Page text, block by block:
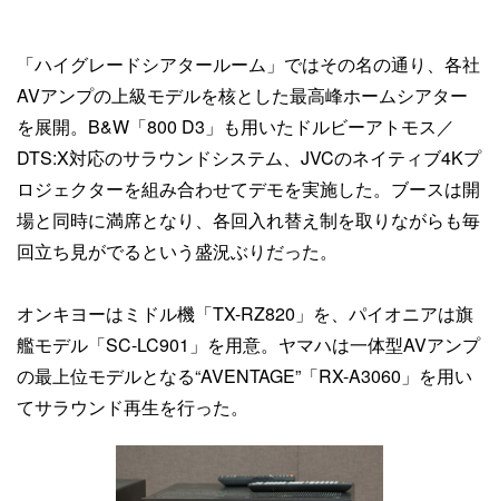
「ハイグレードシアタールーム」ではその名の通り、各社
AVアンプの上級モデルを核とした最高峰ホームシアター
を展開。B&W「800 D3」も用いたドルビーアトモス／
DTS:X対応のサラウンドシステム、JVCのネイティブ4Kプ
ロジェクターを組み合わせてデモを実施した。ブースは開
場と同時に満席となり、各回入れ替え制を取りながらも毎
回立ち見がでるという盛況ぶりだった。
オンキヨーはミドル機「TX-RZ820」を、パイオニアは旗
艦モデル「SC-LC901」を用意。ヤマハは一体型AVアンプ
の最上位モデルとなる“AVENTAGE”「RX-A3060」を用い
てサラウンド再生を行った。